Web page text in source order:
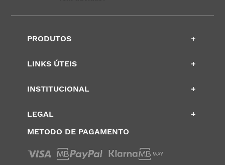
PRODUTOS +
LINKS ÚTEIS +
INSTITUCIONAL +
LEGAL
+
METODO DE PAGAMENTO